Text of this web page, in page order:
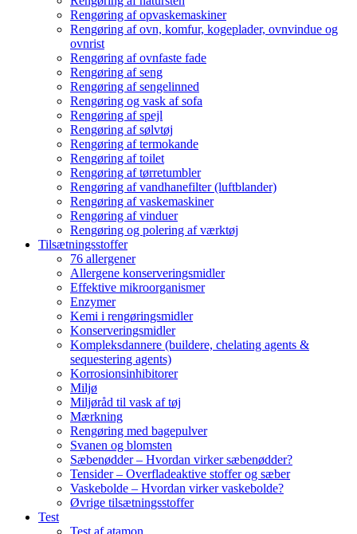
Rengøring af opvaskemaskiner
Rengøring af ovn, komfur, kogeplader, ovnvindue og
ovnrist
Rengøring af ovnfaste fade
Rengøring af seng
Rengøring af sengelinned
Rengøring og vask af sofa
Rengøring af spejl
Rengøring af sølvtøj
Rengøring af termokande
Rengøring af toilet
Rengøring af tørretumbler
Rengøring af vandhanefilter (luftblander)
Rengøring af vaskemaskiner
Rengøring af vinduer
Rengøring og polering af værktøj
Tilsætningsstoffer
76 allergener
Allergene konserveringsmidler
Effektive mikroorganismer
Enzymer
Kemi i rengøringsmidler
Konserveringsmidler
Kompleksdannere (buildere, chelating agents &
sequestering agents)
Korrosionsinhibitorer
Miljø
Miljøråd til vask af tøj
Mærkning
Rengøring med bagepulver
Svanen og blomsten
Sæbenødder – Hvordan virker sæbenødder?
Tensider – Overfladeaktive stoffer og sæber
Vaskebolde – Hvordan virker vaskebolde?
Øvrige tilsætningsstoffer
Test
Test af atamon